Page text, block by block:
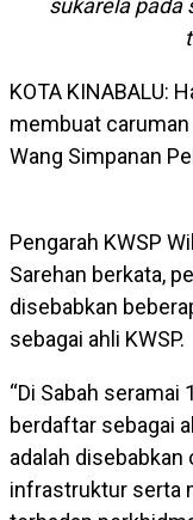
KOTA KINABALU:
membuat
Wang Simpanan
Pengarah KWSP
Sarehan berkata,
disebabkan
sebagai ahli KWSP.
“Di Sabah
berdaftar sebagai
adalah disebabkan
infrastruktur serta